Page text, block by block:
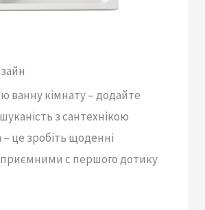
ванну кімнату – додайте
з сантехнікою
– це зробіть щоденні
с першого дотику